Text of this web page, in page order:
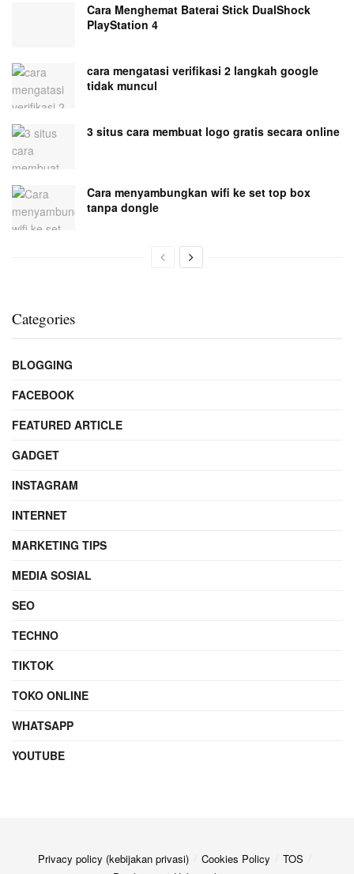
Cara Menghemat Baterai Stick DualShock
PlayStation 4
cara mengatasi verifikasi 2 langkah google
tidak muncul
3 situs cara membuat logo gratis secara online
Cara menyambungkan wifi ke set top box
tanpa dongle
Categories
BLOGGING
FACEBOOK
FEATURED ARTICLE
GADGET
INSTAGRAM
INTERNET
MARKETING TIPS
MEDIA SOSIAL
SEO
TECHNO
TIKTOK
TOKO ONLINE
WHATSAPP
YOUTUBE
Privacy policy (kebijakan privasi) Cookies Policy
TOS